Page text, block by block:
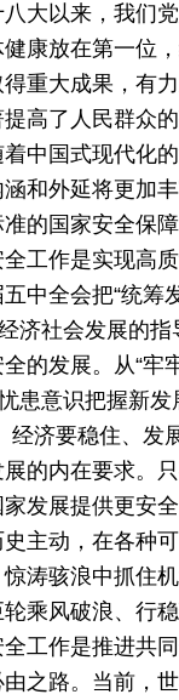
大以来，我们
康放在第一位
重大成果，有
高了人民群众
中国式现代化
和外延将更加
的国家安全保障
工作是实现高
中全会把“统筹
济社会发展的
的发展。从“牢
患意识把握新发
经济要稳住、发
的内在要求。
发展提供更安
主动，在各种
涛骇浪中抓住
乘风破浪、行稳
工作是推进共
之路。当前，